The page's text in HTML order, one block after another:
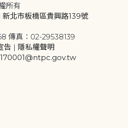
所有
北市板橋區貴興路139號
傳真：02-29538139
告 | 隱私權聲明